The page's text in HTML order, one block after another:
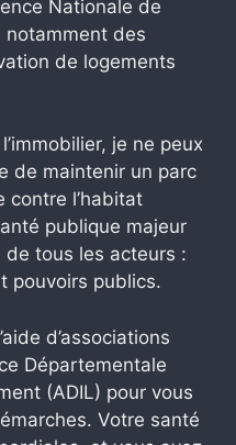
Nationale de
notamment des
de logements
je ne peux
de maintenir un parc
contre l’habitat
publique majeur
de tous les acteurs :
pouvoirs publics.
d’associations
Départementale
(ADIL) pour vous
Votre santé